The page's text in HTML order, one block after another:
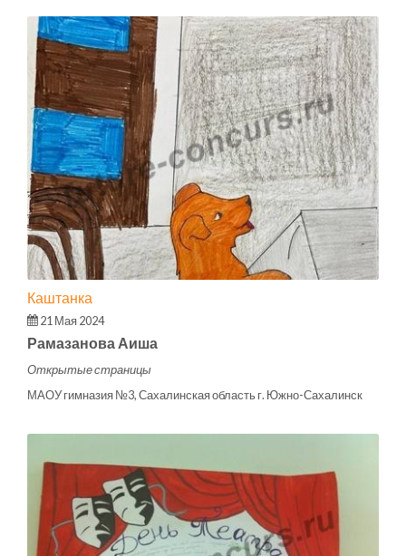
Каштанка
21 Мая 2024
Рамазанова Аиша
Открытые страницы
МАОУ гимназия №3, Сахалинская область г. Южно-Сахалинск